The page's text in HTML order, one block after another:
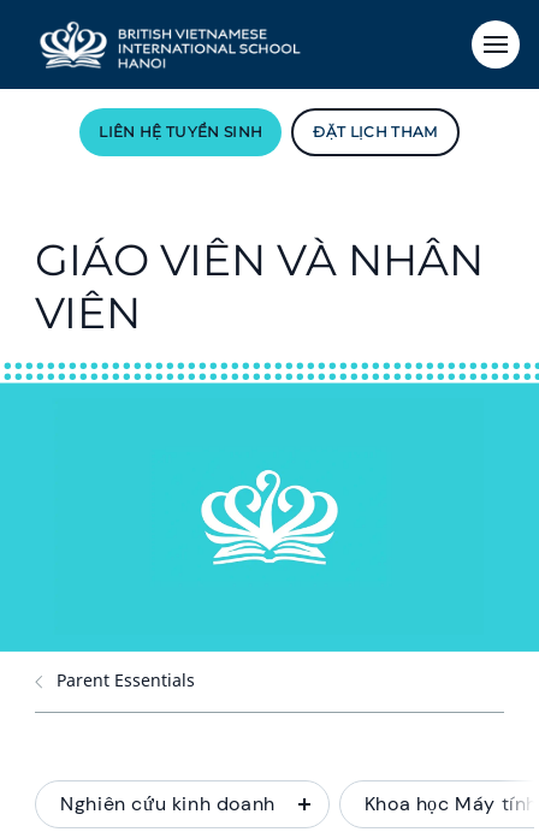
LIÊN HỆ TUYỂN SINH ĐẶT LỊCH THAM
GIÁO VIÊN VÀ NHÂN
VIÊN
Parent Essentials
Nghiên cứu kinh doanh Khoa học Máy tính